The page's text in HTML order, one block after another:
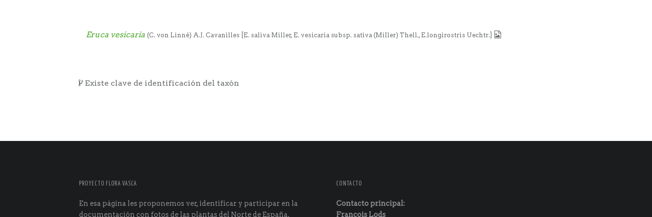
Eruca vesicaria (C. von Linné) A.J. Cavanilles [E. saliva Miller, E. vesicaria subsp. sativa (MiIler) Thell., E.longirostris Uechtr.]
Existe clave de identificación del taxón
PROYECTO FLORA VASCA
En esa página les proponemos ver, identificar y participar en la
documentación con fotos de las plantas del Norte de España,
CONTACTO
Contacto principal:
François Lods